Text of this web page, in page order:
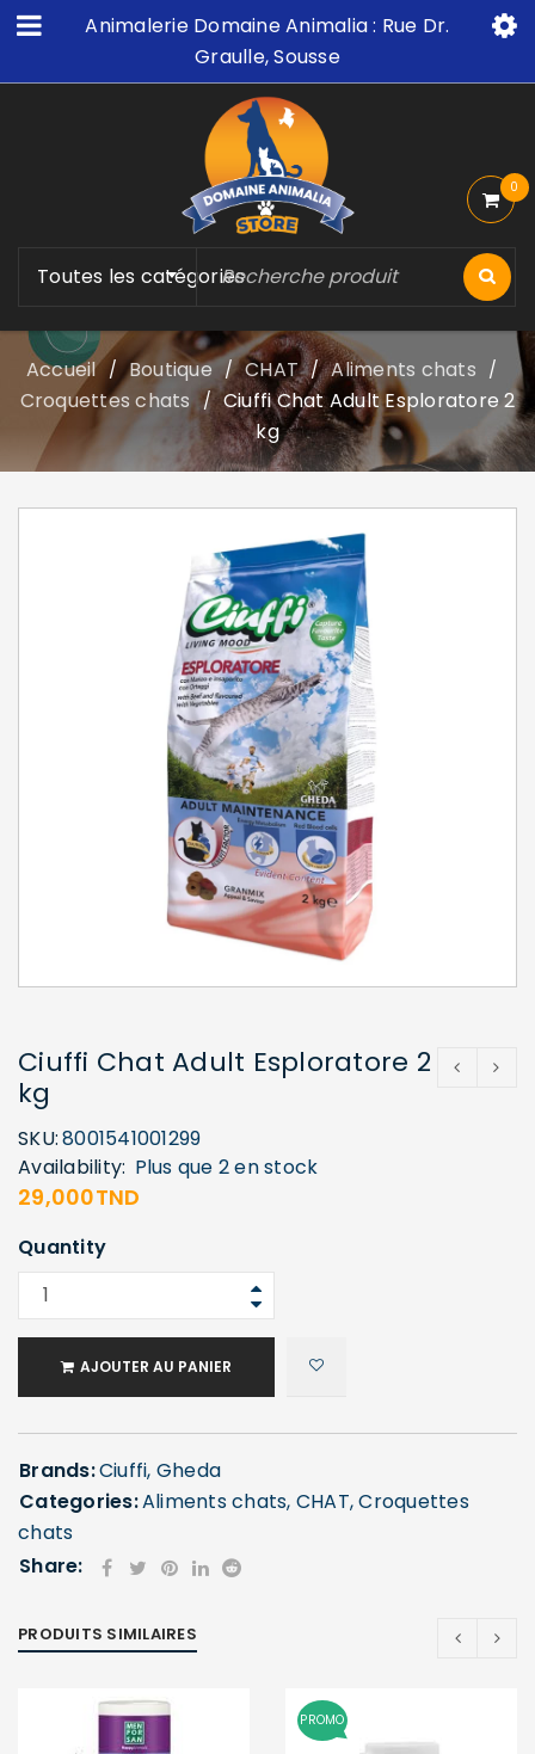
Animalerie Domaine Animalia : Rue Dr.
Graulle, Sousse
Toutes les catégories
0
Accueil / Boutique / CHAT / Aliments chats /
Croquettes chats / Ciuffi Chat Adult Esploratore 2
kg
Ciuffi Chat Adult Esploratore 2
kg
SKU:8001541001299
Availability: Plus que 2 en stock
29,000TND
Quantity
AJOUTER AU PANIER
Brands:Ciuffi, Gheda
Categories:Aliments chats, CHAT,Croquettes
chats
Share:
PRODUITS SIMILAIRES
PROMO